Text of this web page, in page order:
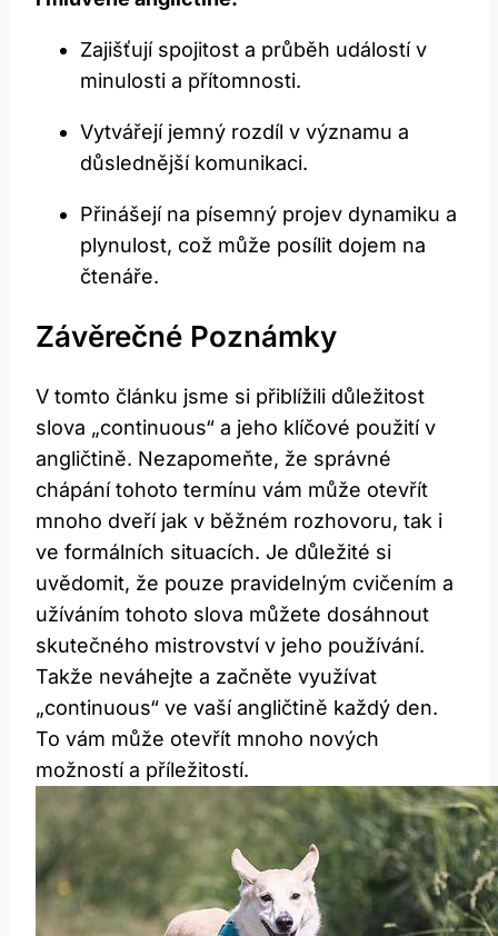
Zajišťují spojitost a průběh událostí ⁢v
minulosti a přítomnosti.
Vytvářejí jemný ⁢rozdíl‌ v významu a
důslednější komunikaci.
Přinášejí na ⁤písemný projev dynamiku a
plynulost, což‍ může posílit dojem ⁣na
čtenáře.
Závěrečné Poznámky
V tomto článku jsme si přiblížili důležitost
slova „continuous“ a⁤ jeho klíčové použití v
‍angličtině. Nezapomeňte, ‌že správné
chápání tohoto‍ termínu vám⁣ může​ otevřít
mnoho dveří‌ jak ‌v běžném rozhovoru, tak i‌
ve⁢ formálních situacích. Je důležité ⁤si
uvědomit, že pouze pravidelným⁢ cvičením a ​
užíváním tohoto slova můžete ​dosáhnout
skutečného mistrovství v jeho ​používání.
Takže neváhejte ⁢a začněte využívat
„continuous“ ve ⁤vaší angličtině každý den.
To vám může ⁢otevřít mnoho nových
možností a ⁤příležitostí.